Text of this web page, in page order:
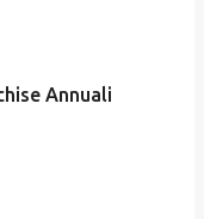
Annuali